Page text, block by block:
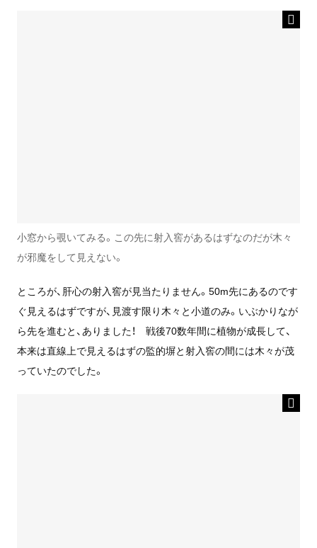
小窓から覗いてみる。この先に射入窖があるはずなのだが木々
が邪魔をして見えない。
ところが、肝心の射入窖が見当たりません。50m先にあるのです
ぐ見えるはずですが、見渡す限り木々と小道のみ。いぶかりなが
ら先を進むと、ありました！ 戦後70数年間に植物が成長して、
本来は直線上で見えるはずの監的塀と射入窖の間には木々が茂
っていたのでした。